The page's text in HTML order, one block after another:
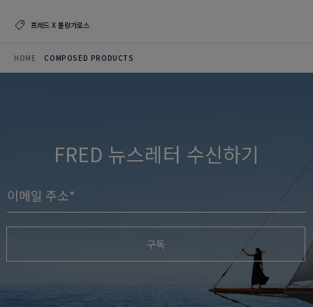
프레드 X 롤랑가로스
HOME COMPOSED PRODUCTS
FRED 뉴스레터 수신하기
구독